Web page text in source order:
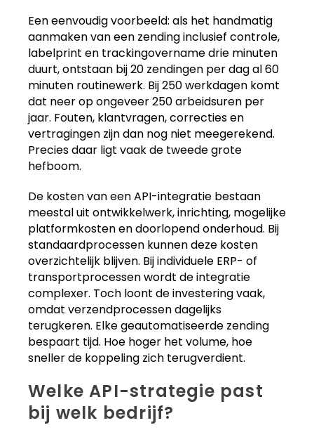
Een eenvoudig voorbeeld: als het handmatig
aanmaken van een zending inclusief controle,
labelprint en trackingovername drie minuten
duurt, ontstaan bij 20 zendingen per dag al 60
minuten routinewerk. Bij 250 werkdagen komt
dat neer op ongeveer 250 arbeidsuren per
jaar. Fouten, klantvragen, correcties en
vertragingen zijn dan nog niet meegerekend.
Precies daar ligt vaak de tweede grote
hefboom.
De kosten van een API-integratie bestaan
meestal uit ontwikkelwerk, inrichting, mogelijke
platformkosten en doorlopend onderhoud. Bij
standaardprocessen kunnen deze kosten
overzichtelijk blijven. Bij individuele ERP- of
transportprocessen wordt de integratie
complexer. Toch loont de investering vaak,
omdat verzendprocessen dagelijks
terugkeren. Elke geautomatiseerde zending
bespaart tijd. Hoe hoger het volume, hoe
sneller de koppeling zich terugverdient.
Welke API-strategie past
bij welk bedrijf?